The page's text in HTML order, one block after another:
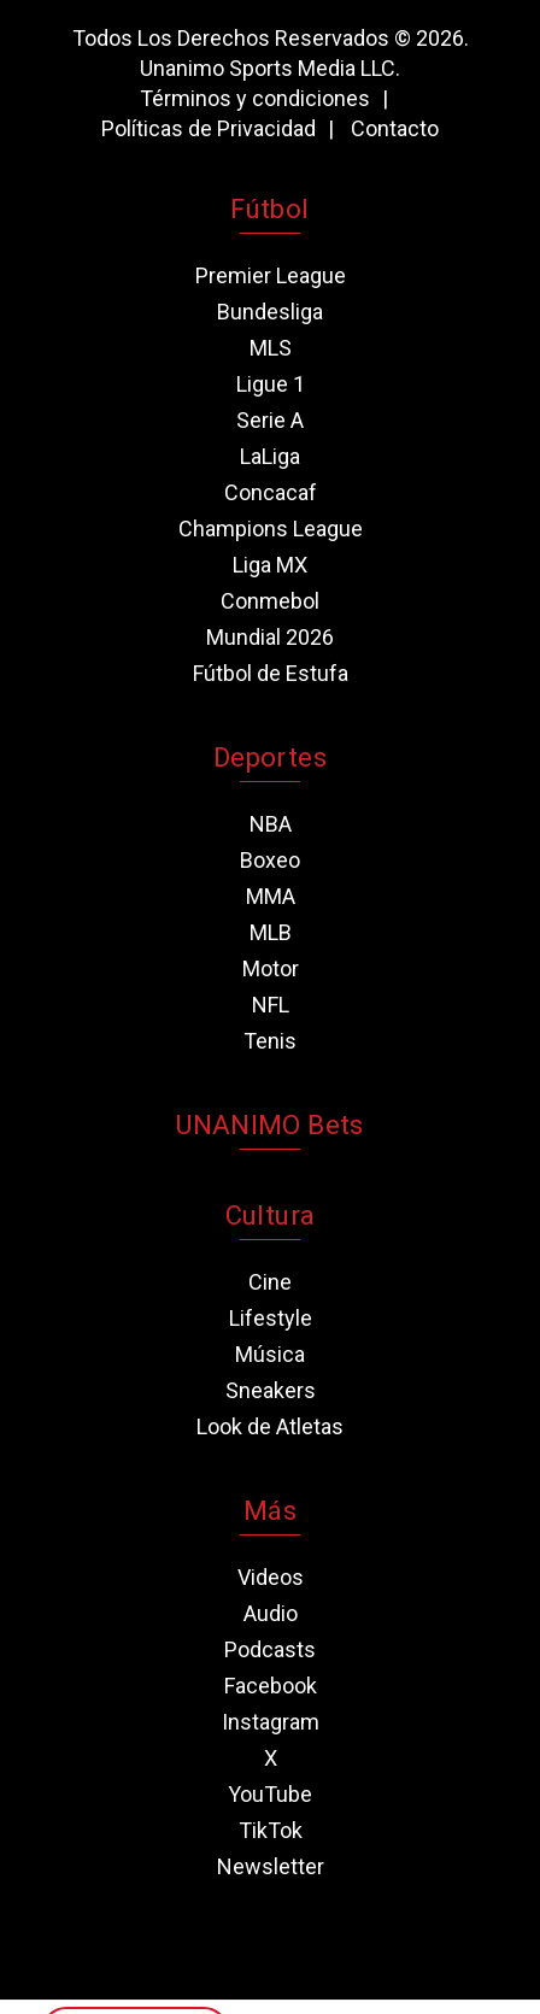
Todos Los Derechos Reservados © 2026.
Unanimo Sports Media LLC.
Términos y condiciones
Políticas de Privacidad
Contacto
Fútbol
Premier League
Bundesliga
MLS
Ligue 1
Serie A
LaLiga
Concacaf
Champions League
Liga MX
Conmebol
Mundial 2026
Fútbol de Estufa
Deportes
NBA
Boxeo
MMA
MLB
Motor
NFL
Tenis
UNANIMO Bets
Cultura
Cine
Lifestyle
Música
Sneakers
Look de Atletas
Más
Videos
Audio
Podcasts
Facebook
Instagram
X
YouTube
TikTok
Newsletter